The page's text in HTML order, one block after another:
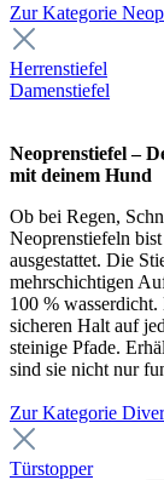
Zur Kategorie
Herrenstiefel
Damenstiefel
Neoprenstiefel –
mit deinem Hund
Ob bei Regen,
Neoprenstiefeln
ausgestattet. Die
mehrschichtigen
100 %
sicheren Halt auf
steinige Pfade.
sind sie nicht nur
Zur Kategorie
Türstopper